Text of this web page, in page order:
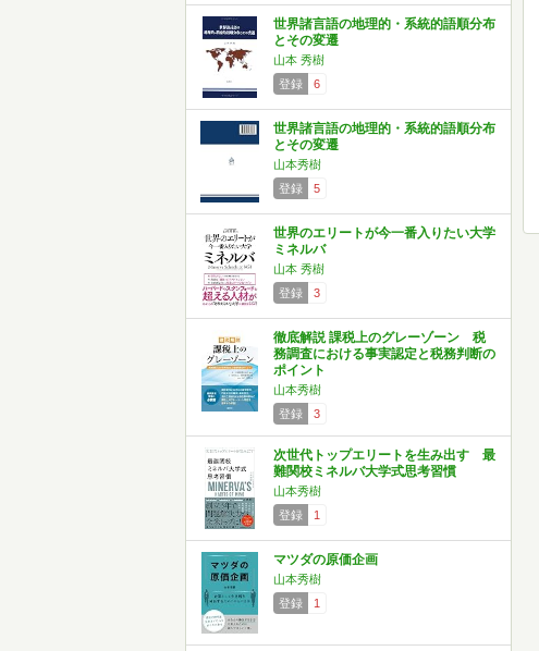
世界諸言語の地理的・系統的語順分布
とその変遷
山本 秀樹
登録
6
世界諸言語の地理的・系統的語順分布
とその変遷
山本秀樹
登録
5
世界のエリートが今一番入りたい大学
ミネルバ
山本 秀樹
登録
3
徹底解説 課税上のグレーゾーン 税
務調査における事実認定と税務判断の
ポイント
山本秀樹
登録
3
次世代トップエリートを生み出す 最
難関校ミネルバ大学式思考習慣
山本秀樹
登録
1
マツダの原価企画
山本秀樹
登録
1